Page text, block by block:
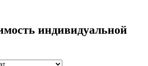
индивидуальной